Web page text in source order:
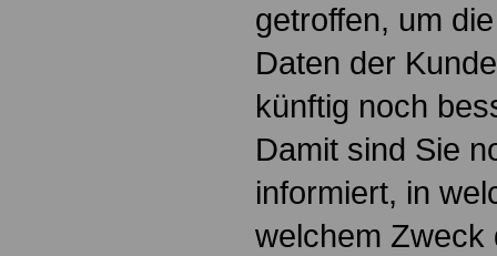
getroffen, um
Daten der
künftig noch
Damit sind Sie
informiert, in
welchem Zweck